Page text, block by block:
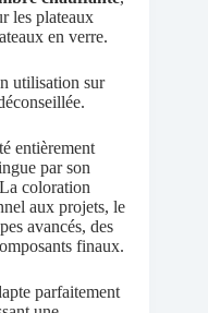
les plateaux
en verre.
utilisation sur
entièrement
par son
coloration
aux projets, le
avancés, des
finaux.
parfaitement